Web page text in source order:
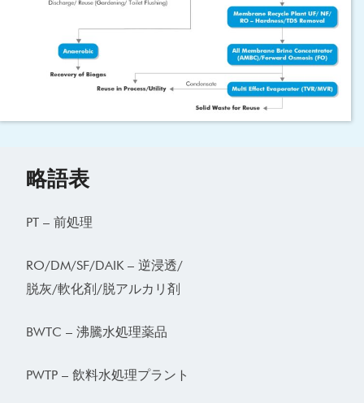
略語表
PT – 前処理
RO/DM/SF/DAIK – 逆浸透/
脱灰/軟化剤/脱アルカリ剤
BWTC – 沸騰水処理薬品
PWTP – 飲料水処理プラント